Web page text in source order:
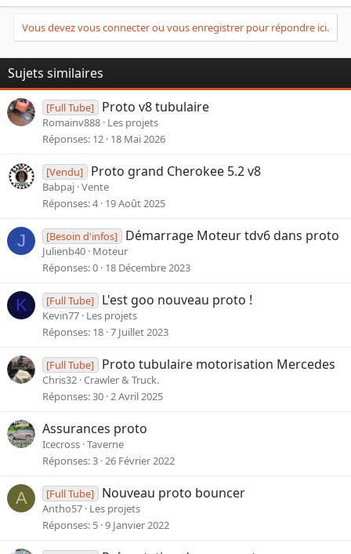
Vous devez vous connecter ou vous enregistrer pour répondre ici.
Sujets similaires
[Full Tube] Proto v8 tubulaire
Romainv888 Les projets
Réponses 12 18 Mai 2026
[Vendu] Proto grand Cherokee 5.2 v8
Babpaj Vente
Réponses 4 19 Août 2025
J [Besoin d'infos] Démarrage Moteur tdv6 dans proto
Julienb40 Moteur
Réponses 0 18 Décembre 2023
K [Full Tube] L'est goo nouveau proto !
Kevin77 Les projets
Réponses 18 7 Juillet 2023
[Full Tube] Proto tubulaire motorisation Mercedes
Chris32 Crawler & Truck.
Réponses 30 2 Avril 2025
Assurances proto
Icecross Taverne
Réponses 3 26 Février 2022
A [Full Tube] Nouveau proto bouncer
Antho57 Les projets
Réponses 5 9 Janvier 2022